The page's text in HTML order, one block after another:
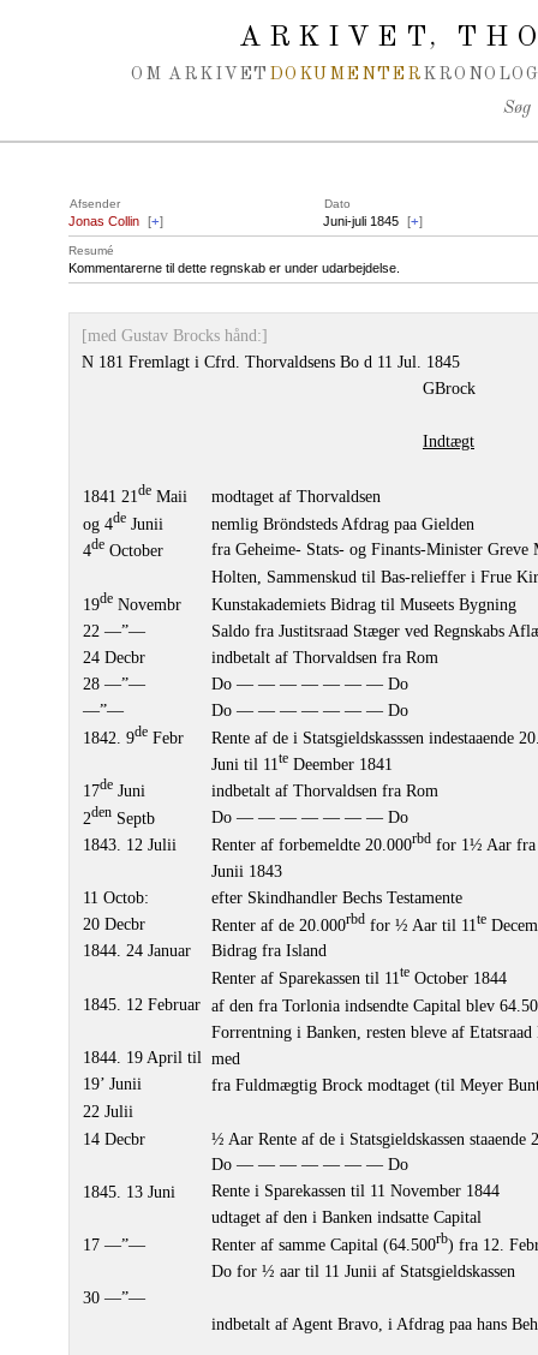
ARKIVET,
OM ARKIVET DOKUMENTER
Søg
Afsender Dato
Jonas Collin [+] Juni-juli 1845 [+]
Resumé
Kommentarerne til dette regnskab er under udarbejdelse.
[med Gustav Brocks hånd:]
N 181 Fremlagt i Cfrd. Thorvaldsens Bo d 11 Jul. 1845
GBrock
Indtægt
1841 21de Maii
og 4de Junii
4de October
19de Novembr
22 —”—
24 Decbr
28 —”—
—”—
1842. 9de Febr
17de Juni
2den Septb
1843. 12 Julii
11 Octob:
20 Decbr
1844. 24 Januar
1845. 12 Februar
1844. 19 April til
19’ Junii
22 Julii
14 Decbr
1845. 13 Juni
17 —”—
30 —”—
modtaget af Thorvaldsen
nemlig Bröndsteds Afdrag paa Gielden
fra Geheime- Stats- og Finants-Minister Greve
Holten, Sammenskud til Bas-relieffer i Frue
Kunstakademiets Bidrag til Museets Bygning
Saldo fra Justitsraad Stæger ved Regnskabs
indbetalt af Thorvaldsen fra Rom
Do — — — — — — — Do
Do — — — — — — — Do
Rente af de i Statsgieldskasssen indestaaende
Juni til 11 te Deember 1841
indbetalt af Thorvaldsen fra Rom
Do — — — — — — — Do
Renter af forbemeldte 20.000rbd for 1½ Aar fra
Junii 1843
efter Skindhandler Bechs Testamente
Renter af de 20.000rbd for ½ Aar til 11te
Bidrag fra Island
Renter af Sparekassen til 11 te October 1844
af den fra Torlonia indsendte Capital blev
Forrentning i Banken, resten bleve af
med
fra Fuldmægtig Brock modtaget (til Meyer
½ Aar Rente af de i Statsgieldskassen staaende
Do — — — — — — — Do
Rente i Sparekassen til 11 November 1844
udtaget af den i Banken indsatte Capital
Renter af samme Capital (64.500rb) fra 12.
Do for ½ aar til 11 Junii af Statsgieldskassen
indbetalt af Agent Bravo, i Afdrag paa hans